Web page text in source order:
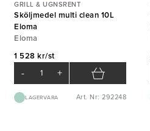
GRILL & UGNSRENT
Sköljmedel multi clean 10L
Eloma
Eloma
1 528 kr/st
- +
LAGERVARA Art. Nr: 292248